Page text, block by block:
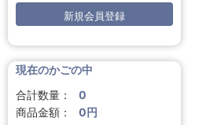
新規会員登録
現在のかごの中
合計数量：
0
商品金額：
0円